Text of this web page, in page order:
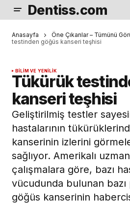
Dentiss.com
Anasayfa Öne Çıkanlar – Tümünü
testinden göğüs kanseri teşhisi
BILIM VE YENILIK
Tükürük
kanseri teşhisi
Geliştirilmiş testler
hastalarının
kanserinin izlerini
sağlıyor. Amerikalı
çalışmalara göre, bazı
vücudunda bulunan
göğüs kanserinin